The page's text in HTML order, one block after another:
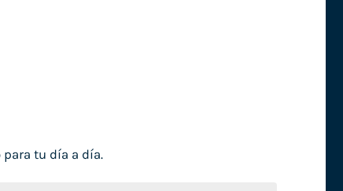
tu día a día.